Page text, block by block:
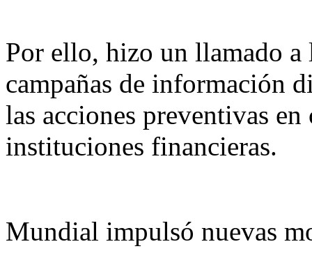
Por ello, hizo un llamado a
campañas de información
las acciones preventivas
instituciones financieras.
Mundial impulsó nuevas